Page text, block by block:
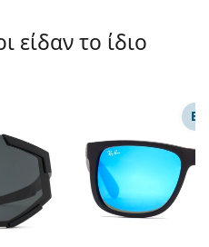
είδαν το ίδιο